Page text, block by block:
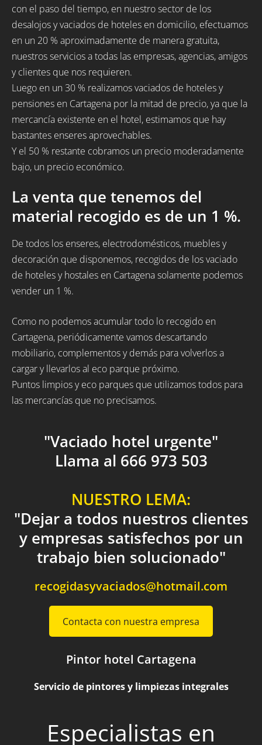
con el paso del tiempo, en nuestro sector de los
desalojos y vaciados de hoteles en domicilio, efectuamos
en un 20 % aproximadamente de manera gratuita,
nuestros servicios a todas las empresas, agencias, amigos
y clientes que nos requieren.
Luego en un 30 % realizamos vaciados de hoteles y
pensiones en Cartagena por la mitad de precio, ya que la
mercancía existente en el hotel, estimamos que hay
bastantes enseres aprovechables.
Y el 50 % restante cobramos un precio moderadamente
bajo, un precio económico.
La venta que tenemos del
material recogido es de un 1 %.
De todos los enseres, electrodomésticos, muebles y
decoración que disponemos, recogidos de los vaciado
de hoteles y hostales en Cartagena solamente podemos
vender un 1 %.
Como no podemos acumular todo lo recogido en
Cartagena, periódicamente vamos descartando
mobiliario, complementos y demás para volverlos a
cargar y llevarlos al eco parque próximo.
Puntos limpios y eco parques que utilizamos todos para
las mercancías que no precisamos.
"Vaciado hotel urgente"
Llama al 666 973 503
NUESTRO LEMA:
"Dejar a todos nuestros clientes
y empresas satisfechos por un
trabajo bien solucionado"
recogidasyvaciados@hotmail.com
Contacta con nuestra empresa
Pintor hotel Cartagena
Servicio de pintores y limpiezas integrales
Especialistas en